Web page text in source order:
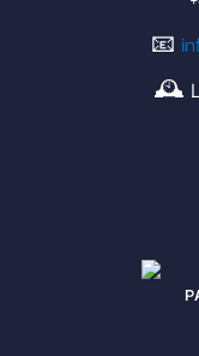
📧
🕰️